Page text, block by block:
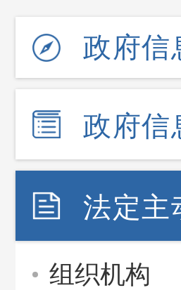
政府
政府信
法定主
组织机构